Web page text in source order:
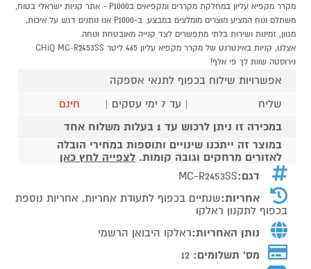
מקרר מקפיא עליון במחלקת מקררים ומקפיאים בP1000 - אתר קניות ישראלי בטוח,
משתלם ונוח המציע מוצרים מומלצים במבצע. ב-P1000 אנו נותנים דגש על איכות,
מגוון, זמינות ושירות בלתי מתפשרים לצד קנייה מאובטחת ונוחה.
אצלנו, קניות באינטרנט של מקרר מקפיא עליון 465 ליטר CHiQ MC-R2453SS
נירוסטה שוות לך פי אלף!
אפשרויות שילוח בכפוף לתנאי אספקה
שליח
| עד 7 ימי עסקים |
חינם
במכירה זו ניתן לרכוש עד 1 בעלות משלוח אחד
במוצר זה ייתכנו שינויים ותוספות במחירי הובלה
לאזורים מרחקים וגובה קומות. לצפייה לחץ כאן
דגם:MC-R2453SS
אחריות:שנתיים בכפוף לתעודת אחריות, אחריות נוספת
בכפוף לתקנון ראלקו
נותן האחריות:ראלקו היבואן הרשמי
מס' תשלומים: 12